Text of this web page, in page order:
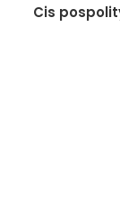
Cis